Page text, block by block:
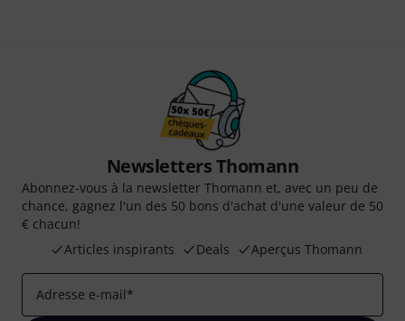
Newsletters Thomann
Abonnez-vous à la newsletter Thomann et, avec un peu de
chance, gagnez l'un des 50 bons d'achat d'une valeur de 50
€ chacun!
Articles inspirants
Deals Aperçus Thomann
Adresse e-mail*